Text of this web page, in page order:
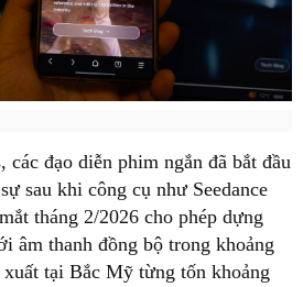
các đạo diễn phim ngắn đã bắt đầu
sau khi công cụ như Seedance
tháng 2/2026 cho phép dựng
âm thanh đồng bộ trong khoảng
tại Bắc Mỹ từng tốn khoảng